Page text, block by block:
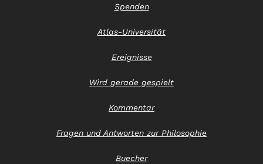
Spenden
Atlas-Universität
Ereignisse
Wird gerade gespielt
Kommentar
Fragen und Antworten zur Philosophie
Buecher